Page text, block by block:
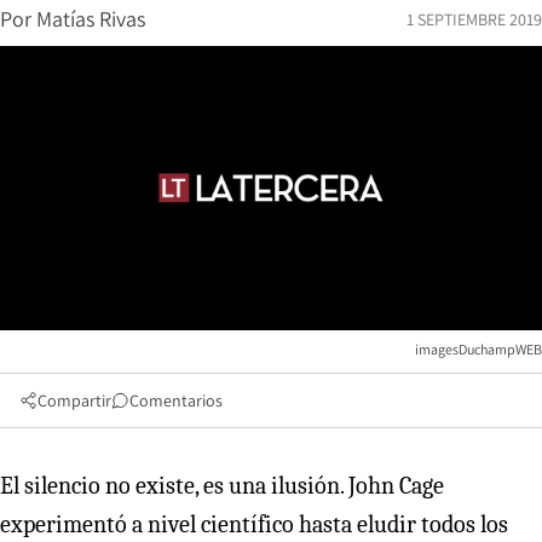
Por Matías Rivas 1 SEPTIEMBRE 2019
imagesDuchampWEB
Compartir Comentarios
El silencio no existe, es una ilusión. John Cage
experimentó a nivel científico hasta eludir todos los